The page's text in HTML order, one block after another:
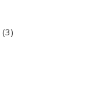
(3)